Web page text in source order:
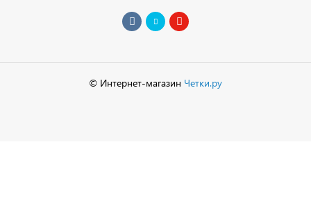
© Интернет-магазин Четки.ру